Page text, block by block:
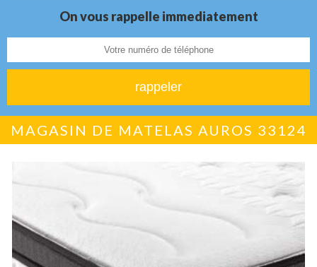
On vous rappelle immediatement
MAGASIN DE MATELAS AUROS 33124